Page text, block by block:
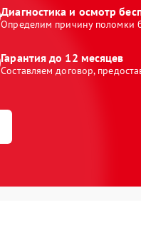
Диагностика и осмотр
Определим причину поломки
Гарантия до 12 месяцев
Составляем договор,